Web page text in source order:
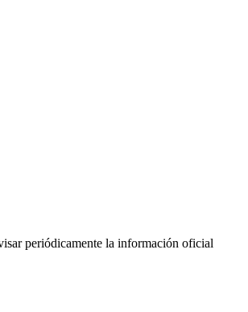
periódicamente la información oficial